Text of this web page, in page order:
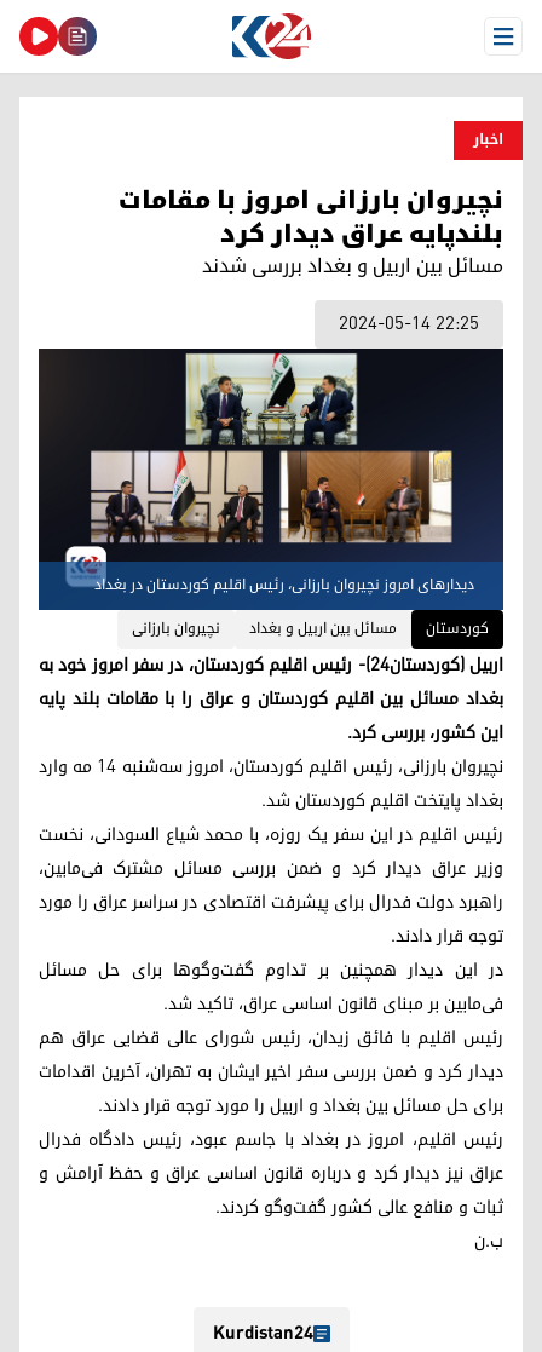
Open Menu
اخبار
نچیروان بارزانی امروز با مقامات
بلندپایه عراق دیدار کرد
مسائل بین اربیل و بغداد بررسی شدند
2024-05-14 22:25
دیدارهای امروز نچیروان بارزانی، رئیس اقلیم کوردستان در بغداد
کوردستان
مسائل بین اربیل و بغداد نچیروان بارزانی
اربیل (کوردستان٢٤)- رئیس اقلیم کوردستان، در سفر امروز خود به
بغداد مسائل بین اقلیم کوردستان و عراق را با مقامات بلند پایه
این کشور، بررسی کرد.
نچیروان بارزانی، رئیس اقلیم کوردستان، امروز سه‌شنبه ١٤ مه وارد
بغداد پایتخت اقلیم کوردستان شد.
رئیس اقلیم در این سفر یک روزه، با محمد شیاع السودانی، نخست
وزیر عراق دیدار کرد و ضمن بررسی مسائل مشترک فی‌مابین،
راهبرد دولت فدرال برای پیشرفت اقتصادی در سراسر عراق را مورد
توجه قرار دادند.
در این دیدار همچنین بر تداوم گفت‌وگوها برای حل مسائل
فی‌مابین بر مبنای قانون اساسی عراق، تاکید شد.
رئیس اقلیم با فائق زیدان، رئیس شورای عالی قضایی عراق هم
دیدار کرد و ضمن بررسی سفر اخیر ایشان به تهران، آخرین اقدامات
برای حل مسائل بین بغداد و اربیل را مورد توجه قرار دادند.
رئیس اقلیم، امروز در بغداد با جاسم عبود، رئیس دادگاه فدرال
عراق نیز دیدار کرد و درباره قانون اساسی عراق و حفظ آرامش و
ثبات و منافع عالی کشور گفت‌وگو کردند.
ب.ن
Kurdistan24